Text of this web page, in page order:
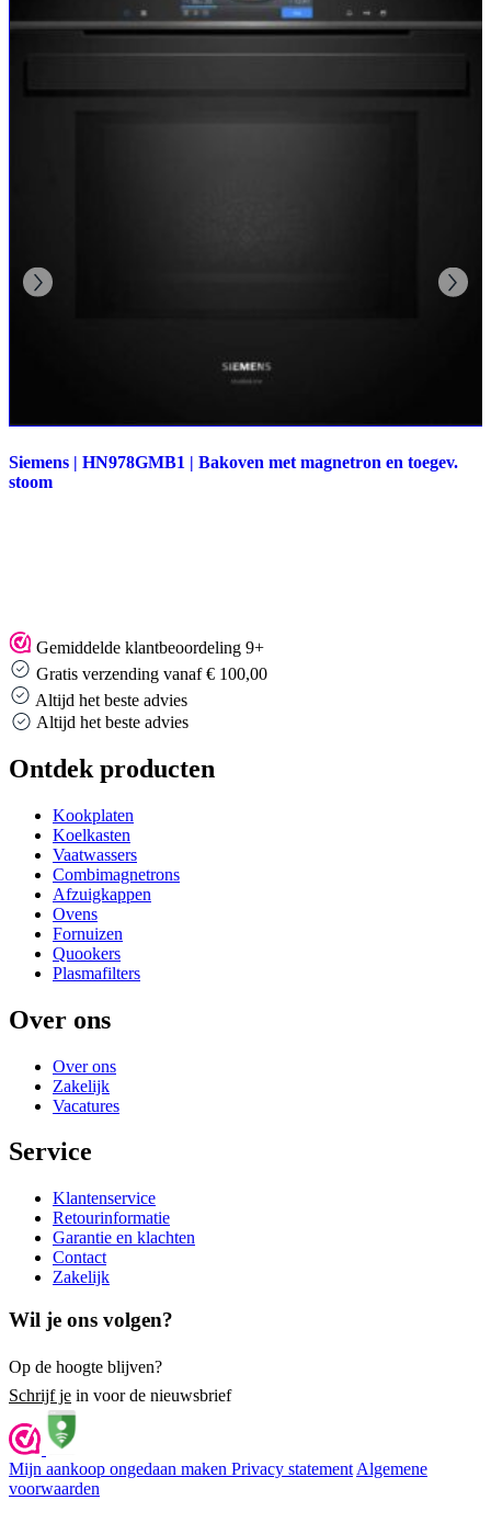
Siemens | HN978GMB1 | Bakoven met magnetron en toegev.
stoom
Gemiddelde klantbeoordeling 9+
Gratis verzending vanaf € 100,00
Altijd het beste advies
Altijd het beste advies
Ontdek producten
Kookplaten
Koelkasten
Vaatwassers
Combimagnetrons
Afzuigkappen
Ovens
Fornuizen
Quookers
Plasmafilters
Over ons
Over ons
Zakelijk
Vacatures
Service
Klantenservice
Retourinformatie
Garantie en klachten
Contact
Zakelijk
Wil je ons volgen?
Op de hoogte blijven?
Schrijf je in voor de nieuwsbrief
Mijn aankoop ongedaan maken Privacy statement Algemene
voorwaarden